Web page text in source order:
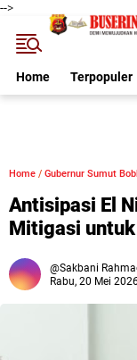
-->
Home Terpopuler
Home / Gubernur Sumut
Antisipasi El
Mitigasi
Sakbani
Rabu, 20 Mei